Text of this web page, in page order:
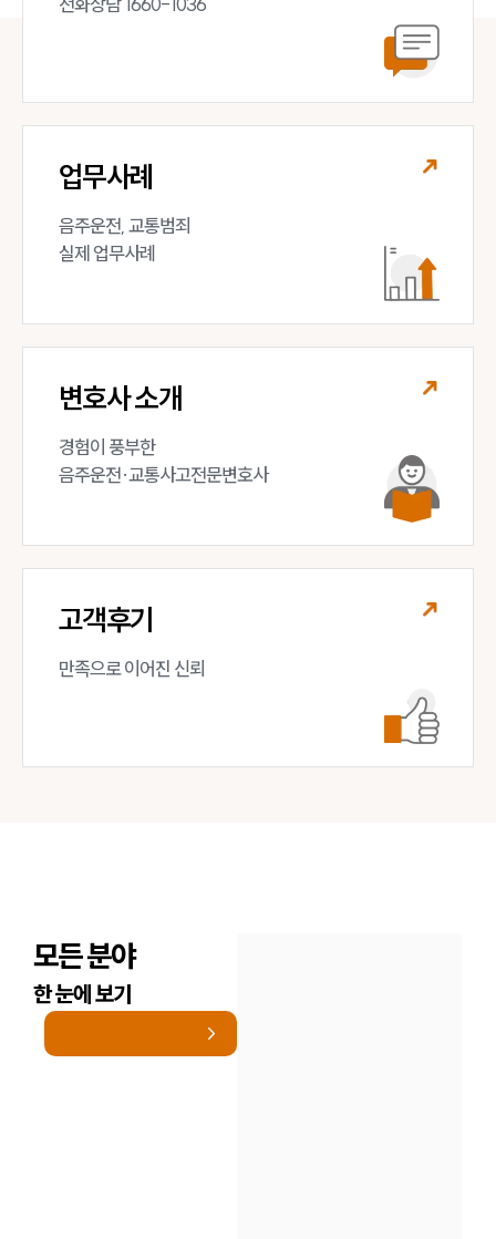
업무사례
음주운전, 교통범죄
실제 업무사례
변호사 소개
경험이 풍부한
음주운전·교통사고전문변호사
고객후기
만족으로 이어진 신뢰
모든 분야
한 눈에 보기